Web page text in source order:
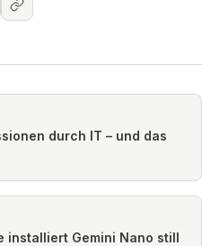
durch IT – und das
installiert Gemini Nano still